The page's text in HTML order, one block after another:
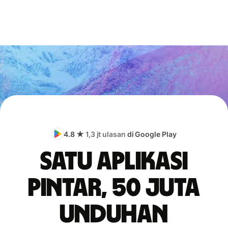
4.8 ★ 1,3 jt ulasan di Google Play
Satu aplikasi
pintar, 50 juta
unduhan